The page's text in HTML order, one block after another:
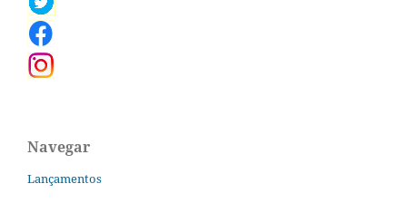
Navegar
Lançamentos